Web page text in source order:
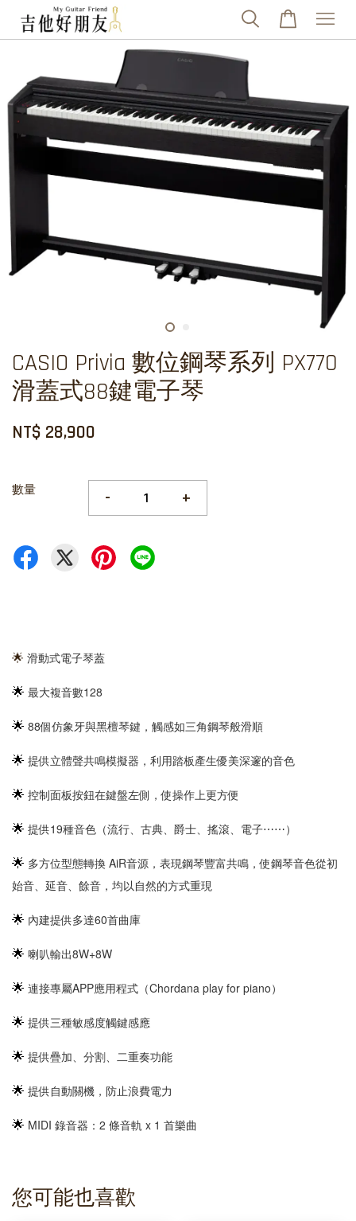
CASIO Privia 數位鋼琴系列 PX770
滑蓋式88鍵電子琴
NT$ 28,900
數量 - +
🌟 滑動式電子琴蓋
🌟 最大複音數128
🌟 88個仿象牙與黑檀琴鍵，觸感如三角鋼琴般滑順
🌟 提供立體聲共鳴模擬器，利用踏板產生優美深邃的音色
🌟 控制面板按鈕在鍵盤左側，使操作上更方便
🌟 提供19種音色（流行、古典、爵士、搖滾、電子⋯⋯）
🌟 多方位型態轉換 AiR音源，表現鋼琴豐富共鳴，使鋼琴音色從初
始音、延音、餘音，均以自然的方式重現
🌟
🌟 喇叭輸出8W+8W
🌟 連接專屬APP應用程式（Chordana play for piano）
🌟 提供三種敏感度觸鍵感應
🌟 提供疊加、分割、二重奏功能
🌟 提供自動關機，防止浪費電力
🌟 MIDI 錄音器：2 條音軌 x 1 首樂曲
您可能也喜歡